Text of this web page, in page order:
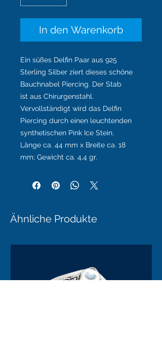
In den Warenkorb
Ein süßes Delfin Paar aus 925
Sterling Silber ziert dieses schöne
Bauchnabel Piercing. Der Stab
ist aus Chirurgenstahl.
Vervollständigt wird das Delfin
Piercing durch einen leuchtenden
synthetischen Pink Ice Stein.
Länge ca. 44 mm x Breite ca. 18
mm; Gewicht ca. 4,4 gr.
Ähnliche Produkte